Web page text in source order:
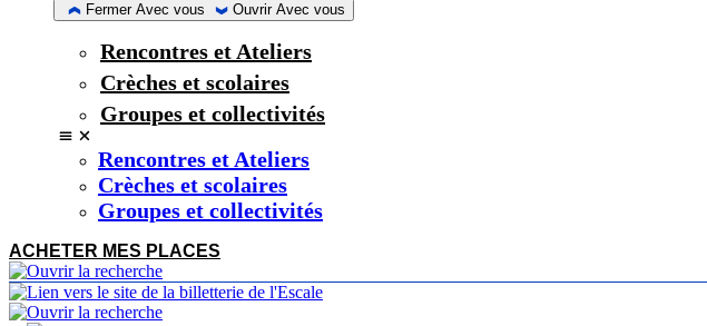
Fermer Avec vous Ouvrir Avec vous
Rencontres et Ateliers
Crèches et scolaires
Groupes et collectivités
Rencontres et Ateliers
Crèches et scolaires
Groupes et collectivités
ACHETER MES PLACES